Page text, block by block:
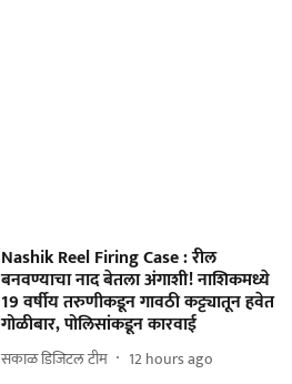
Nashik Reel Firing Case : रील
बनवण्याचा नाद बेतला अंगाशी! नाशिकमध्ये
19 वर्षीय तरुणीकडून गावठी कट्ट्यातून हवेत
गोळीबार, पोलिसांकडून कारवाई
सकाळ डिजिटल टीम 12 hours ago